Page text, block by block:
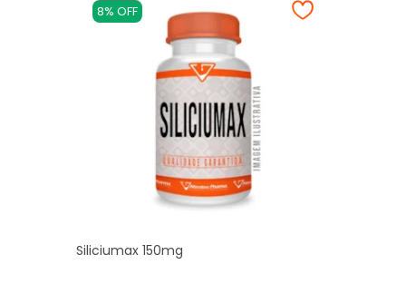
8% OFF
Siliciumax 150mg